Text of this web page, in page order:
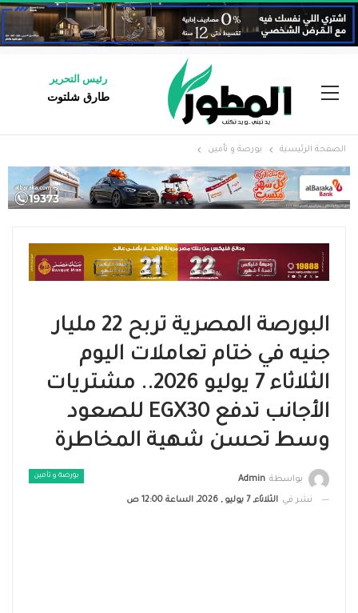
رئيس التحرير
طارق شلتوت
الصفحة الرئيسية بورصة و تأمين
البورصة المصرية تربح 22 مليار
جنيه في ختام تعاملات اليوم
الثلاثاء 7 يوليو 2026.. مشتريات
الأجانب تدفع EGX30 للصعود
وسط تحسن شهية المخاطرة
بورصة و تأمين بواسطة Admin
نشر في الثلاثاء, 7 يوليو , 2026, الساعة 12:00 ص